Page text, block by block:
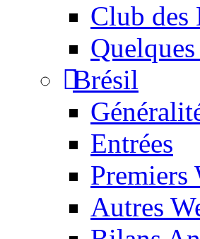
Club
Brésil
Entrées
Premiers
Autres